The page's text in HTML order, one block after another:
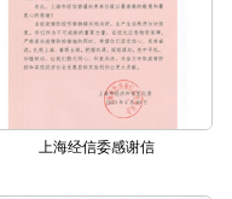
上海经信委感谢信